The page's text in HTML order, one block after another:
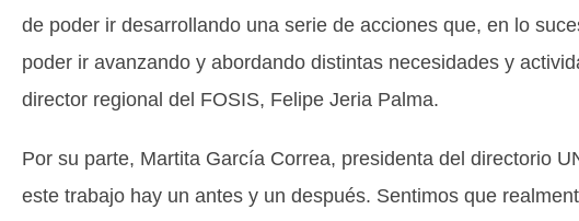
de poder ir desarrollando una serie de acciones que, en lo
poder ir avanzando y abordando distintas necesidades y
director regional del FOSIS, Felipe Jeria Palma.
Por su parte, Martita García Correa, presidenta del directorio
este trabajo hay un antes y un después. Sentimos que